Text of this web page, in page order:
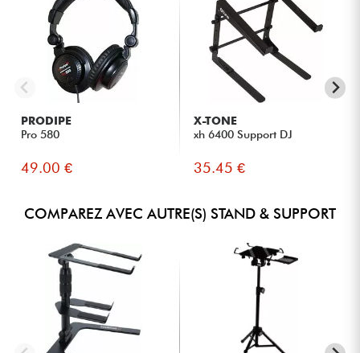
PRODIPE
Pro 580
49.00 €
X-TONE
xh 6400 Support DJ
35.45 €
COMPAREZ AVEC AUTRE(S) STAND & SUPPORT